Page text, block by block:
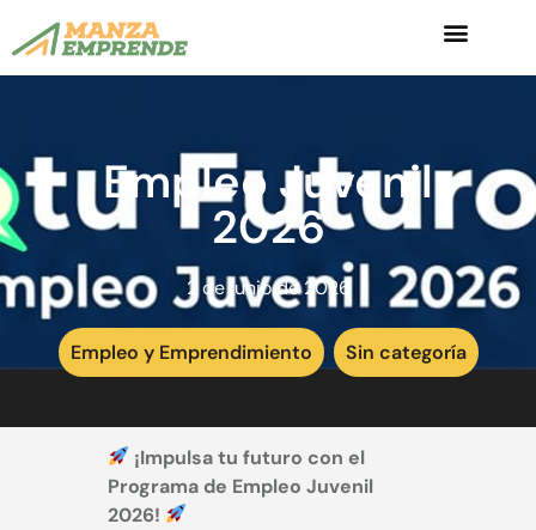
Empleo Juvenil
2026
2 de junio de 2026
Empleo y Emprendimiento , Sin categoría
¡Impulsa tu futuro con el
Programa de Empleo Juvenil
2026!